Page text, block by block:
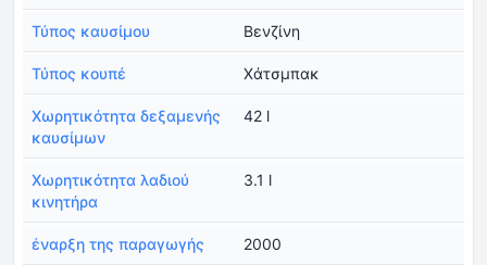
Τύπος καυσίμου Βενζίνη
Τύπος κουπέ Χάτσμπακ
Χωρητικότητα δεξαμενής
καυσίμων
42 l
Χωρητικότητα λαδιού
κινητήρα
3.1 l
έναρξη της παραγωγής 2000